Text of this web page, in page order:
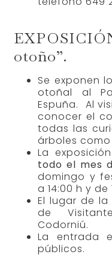
otoño”.
Se exponen
otoñal al
Espuña. Al
conocer el
todas las
árboles
La
todo el mes
domingo y
a 14:00 h y de
El lugar de la
de
Codorniú.
La entrada
públicos.